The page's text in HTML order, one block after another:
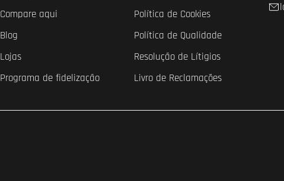
Compare aqui
Blog
Lojas
Programa de fidelização
Política de Cookies
Política de Qualidade
Resolução de Lítigios
Livro de Reclamações